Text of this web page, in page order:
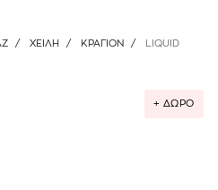
/ ΧΕΊΛΗ / ΚΡΑΓΙΌΝ /
LIQUID
+ ΔΩΡΟ